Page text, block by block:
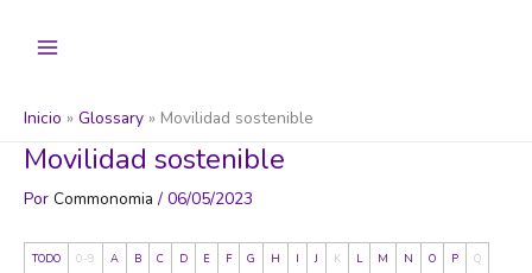
Inicio Glossary Movilidad sostenible
Movilidad sostenible
Por Commonomia / 06/05/2023
TODO 0-9 A B C D E F G H J K L M N O P Q